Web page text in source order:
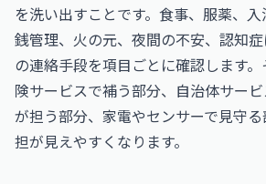
を洗い出すことです。食事、服薬、
銭管理、火の元、夜間の不安、認知
の連絡手段を項目ごとに確認します
険サービスで補う部分、自治体サー
が担う部分、家電やセンサーで見守
担が見えやすくなります。